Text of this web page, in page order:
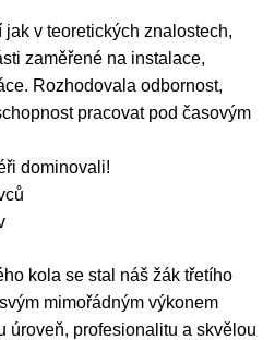
v teoretických znalostech,
zaměřené na instalace,
Rozhodovala odbornost,
pracovat pod časovým
dominovali!
kola se stal náš žák třetího
mimořádným výkonem
úroveň, profesionalitu a skvělou